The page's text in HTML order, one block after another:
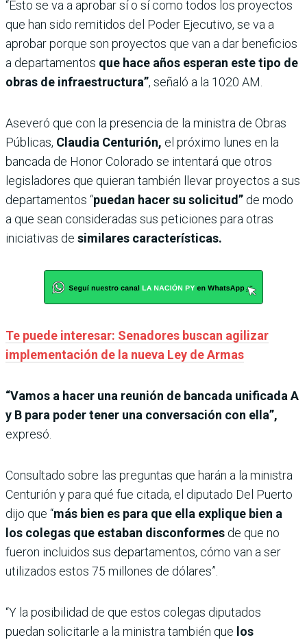
“Esto se va a aprobar sí o sí como todos los proyectos
que han sido remitidos del Poder Ejecutivo, se va a
aprobar porque son proyectos que van a dar beneficios
a departamentos que hace años esperan este tipo de
obras de infraestructura”, señaló a la 1020 AM.
Aseveró que con la presencia de la ministra de Obras
Públicas, Claudia Centurión, el próximo lunes en la
bancada de Honor Colorado se intentará que otros
legisladores que quieran también llevar proyectos a sus
departamentos “puedan hacer su solicitud” de modo
a que sean consideradas sus peticiones para otras
iniciativas de similares características.
Te puede interesar: Senadores buscan agilizar
implementación de la nueva Ley de Armas
“Vamos a hacer una reunión de bancada unificada A
y B para poder tener una conversación con ella”,
expresó.
Consultado sobre las preguntas que harán a la ministra
Centurión y para qué fue citada, el diputado Del Puerto
dijo que “más bien es para que ella explique bien a
los colegas que estaban disconformes de que no
fueron incluidos sus departamentos, cómo van a ser
utilizados estos 75 millones de dólares”.
“Y la posibilidad de que estos colegas diputados
puedan solicitarle a la ministra también que los